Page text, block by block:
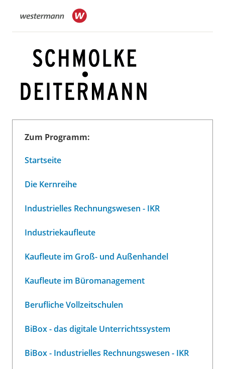
Zum Programm:
Startseite
Die Kernreihe
Industrielles Rechnungswesen - IKR
Industriekaufleute
Kaufleute im Groß- und Außenhandel
Kaufleute im Büromanagement
Berufliche Vollzeitschulen
BiBox - das digitale Unterrichtssystem
BiBox - Industrielles Rechnungswesen - IKR